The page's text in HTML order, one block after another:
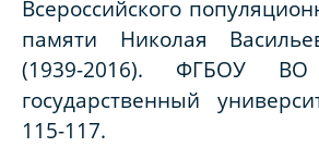
Всероссийского
памяти Николая
(1939-2016). ФГБОУ ВО
государственный
115-117.